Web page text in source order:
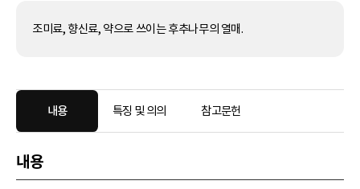
조미료, 향신료, 약으로 쓰이는 후추나무의 열매.
내용 특징 및 의의 참고문헌
내용